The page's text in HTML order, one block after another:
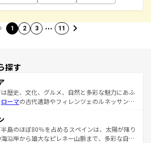
1 2 3 … 11
探す
歴史、文化、グルメ、自然と多彩な魅力にあふ
ローマの古代遺跡やフィレンツェのルネッサンス
カーナの美しい田園風景やアマルフィ海岸の絶
然景観も見逃せない。観光の合間には、本場の
タなど、絶品のイタリア料理を堪能することも
島のほぼ80％を占めるスペインは、太陽が降り
沿岸から雄大なピレネー山脈まで、多彩な自然